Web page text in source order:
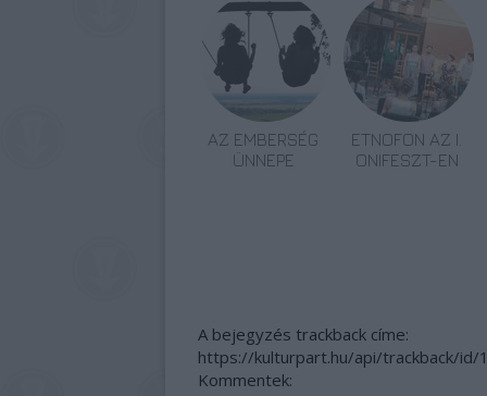
AZ EMBERSÉG
ÜNNEPE
ETNOFON AZ I.
ONIFESZT-EN
A bejegyzés trackback címe:
https://kulturpart.hu/api/trackback/id/
Kommentek: